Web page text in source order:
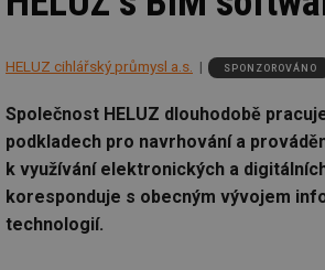
HELUZ cihlářský průmysl a.s. SPONZOROVÁNO
Společnost HELUZ dlouhodobě
podkladech pro navrhování a
k využívání elektronických a
koresponduje s obecným vývojem
technologií.